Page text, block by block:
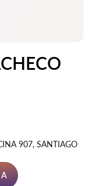
907, SANTIAGO